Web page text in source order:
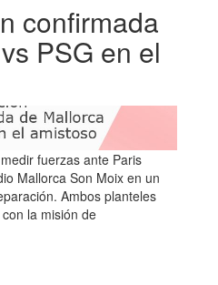
confirmada
PSG en el
fuerzas ante Paris
Mallorca Son Moix en un
Ambos planteles
la misión de